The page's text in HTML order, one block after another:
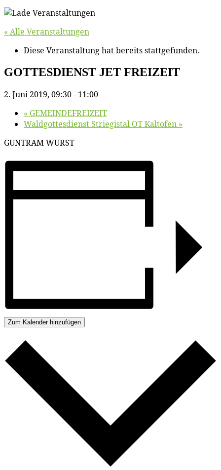
« Alle Veranstaltungen
Diese Veranstaltung hat bereits stattgefunden.
GOTTESDIENST JET FREIZEIT
2. Juni 2019, 09:30- 11:00
« GEMEINDEFREIZEIT
Wald­got­tes­dienst Strie­gi­s­tal OT Kaltofen »
GUNTRAM WURST
Zum Kalender hinzufügen